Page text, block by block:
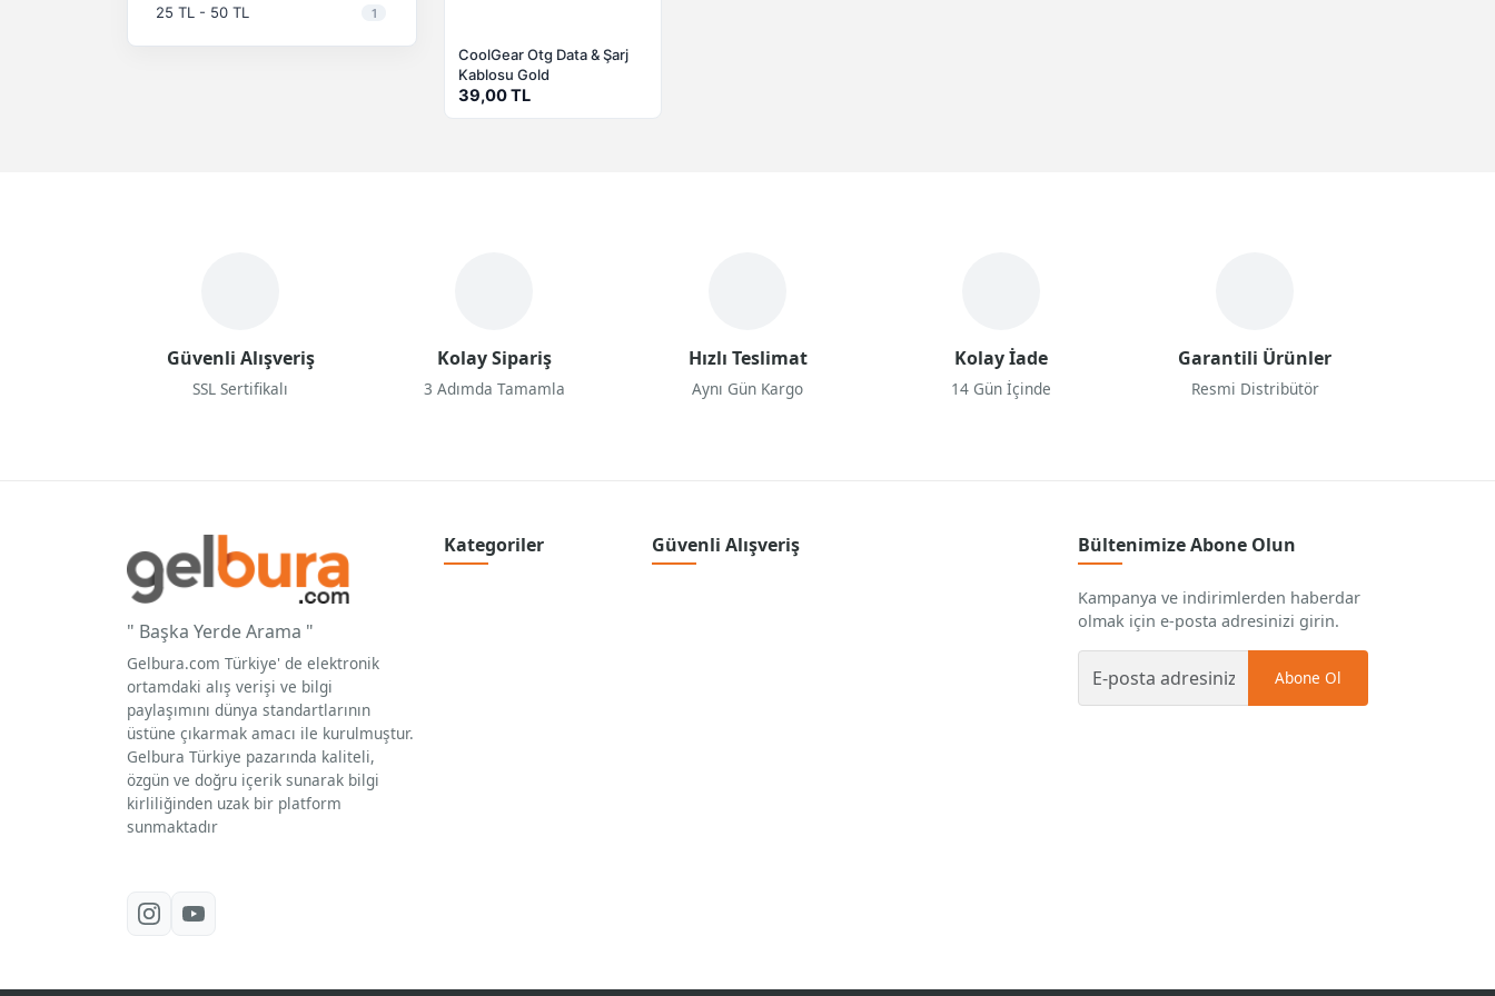
25 TL - 50 TL
1
CoolGear Otg Data & Şarj
Kablosu Gold
39,00 TL
Güvenli Alışveriş
SSL Sertifikalı
Kolay Sipariş
3 Adımda Tamamla
Hızlı Teslimat
Aynı Gün Kargo
Kolay İade
14 Gün İçinde
Garantili Ürünler
Resmi Distribütör
" Başka Yerde Arama "
Gelbura.com Türkiye' de elektronik
ortamdaki alış verişi ve bilgi
paylaşımını dünya standartlarının
üstüne çıkarmak amacı ile kurulmuştur.
Gelbura Türkiye pazarında kaliteli,
özgün ve doğru içerik sunarak bilgi
kirliliğinden uzak bir platform
sunmaktadır
Kategoriler Güvenli Alışveriş Bültenimize Abone Olun
Kampanya ve indirimlerden haberdar
olmak için e-posta adresinizi girin.
Abone Ol